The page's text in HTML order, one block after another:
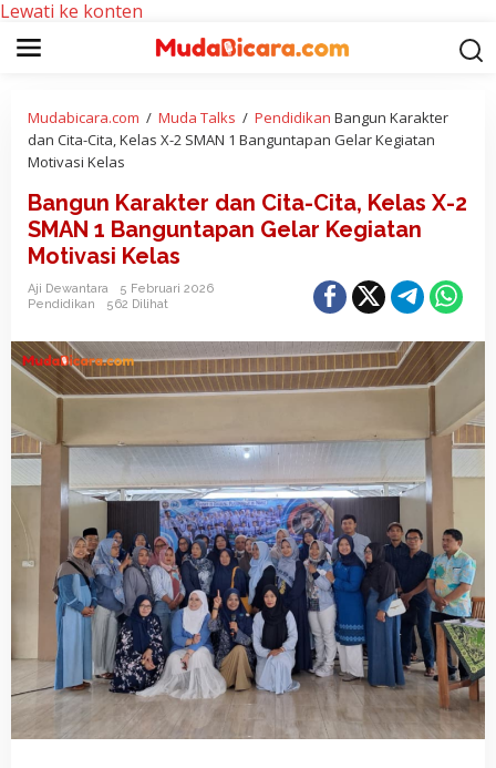
Lewati ke konten
Mudabicara.com / Muda Talks / Pendidikan Bangun Karakter
dan Cita-Cita, Kelas X-2 SMAN 1 Banguntapan Gelar Kegiatan
Motivasi Kelas
Bangun Karakter dan Cita-Cita, Kelas X-2
SMAN 1 Banguntapan Gelar Kegiatan
Motivasi Kelas
Aji Dewantara
5 Februari 2026
Pendidikan
562 Dilihat